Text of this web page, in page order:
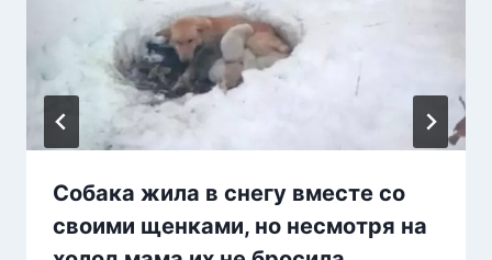
Собака жила в снегу вместе со
своими щенками, но несмотря на